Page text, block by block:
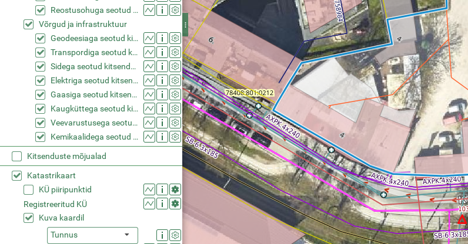
Reostusohuga seotud kitsendused (KPOIS)
Võrgud ja infrastruktuur
Geodeesiaga seotud kitsendused (KPOIS)
Transpordiga seotud kitsendused (KPOIS)
Sidega seotud kitsendused (KPOIS)
Elektriga seotud kitsendused (KPOIS)
Gaasiga seotud kitsendused (KPOIS)
Kaugküttega seotud kitsendused (KPOIS)
Veevarustusega seotud kitsendused (KPOIS)
Kemikaalidega seotud kitsendused (KPOIS)
Kitsenduste mõjualad
Katastrikaart
KÜ piiripunktid
Registreeritud KÜ
Kuva kaardil
Tunnus